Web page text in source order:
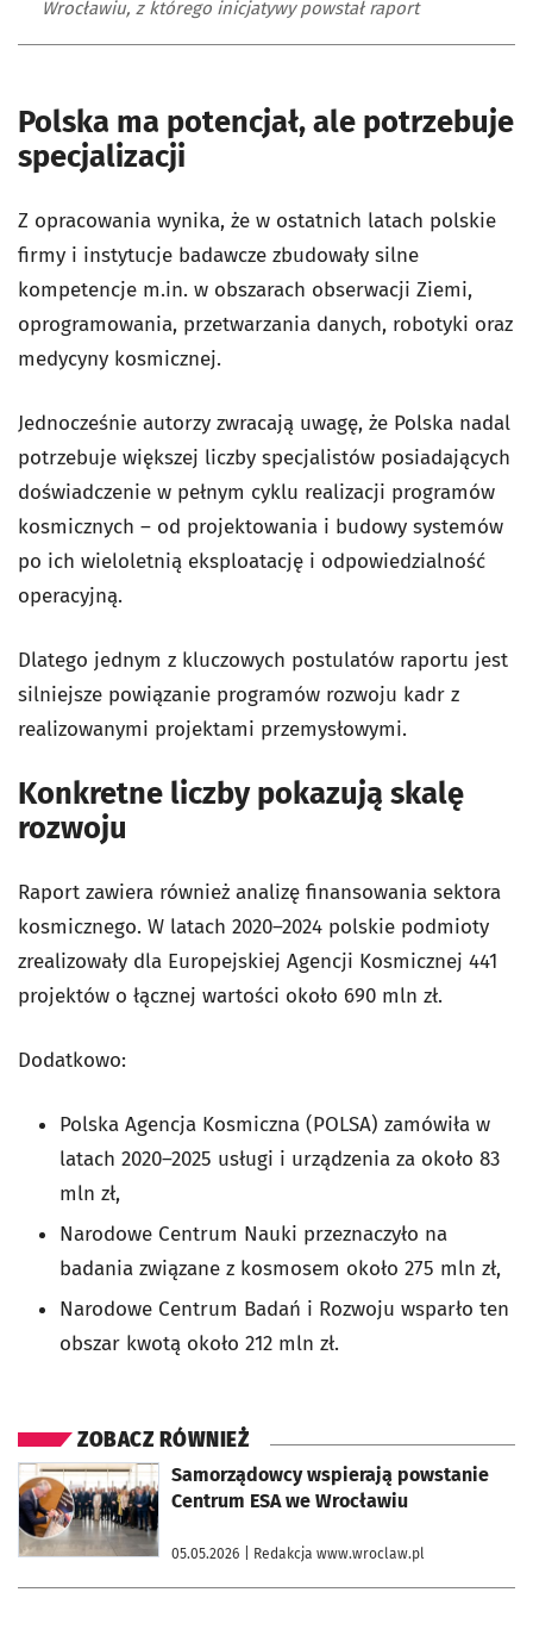
Wrocławiu, z którego inicjatywy powstał raport
Polska ma potencjał, ale potrzebuje
specjalizacji
Z opracowania wynika, że w ostatnich latach polskie
firmy i instytucje badawcze zbudowały silne
kompetencje m.in. w obszarach obserwacji Ziemi,
oprogramowania, przetwarzania danych, robotyki oraz
medycyny kosmicznej.
Jednocześnie autorzy zwracają uwagę, że Polska nadal
potrzebuje większej liczby specjalistów posiadających
doświadczenie w pełnym cyklu realizacji programów
kosmicznych – od projektowania i budowy systemów
po ich wieloletnią eksploatację i odpowiedzialność
operacyjną.
Dlatego jednym z kluczowych postulatów raportu jest
silniejsze powiązanie programów rozwoju kadr z
realizowanymi projektami przemysłowymi.
Konkretne liczby pokazują skalę
rozwoju
Raport zawiera również analizę finansowania sektora
kosmicznego. W latach 2020–2024 polskie podmioty
zrealizowały dla Europejskiej Agencji Kosmicznej 441
projektów o łącznej wartości około 690 mln zł.
Dodatkowo:
Polska Agencja Kosmiczna (POLSA) zamówiła w
latach 2020–2025 usługi i urządzenia za około 83
mln zł,
Narodowe Centrum Nauki przeznaczyło na
badania związane z kosmosem około 275 mln zł,
Narodowe Centrum Badań i Rozwoju wsparło ten
obszar kwotą około 212 mln zł.
ZOBACZ RÓWNIEŻ
Samorządowcy wspierają powstanie
Centrum ESA we Wrocławiu
05.05.2026 | Redakcja www.wroclaw.pl
otworzy się w nowej karcie